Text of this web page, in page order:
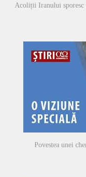
Acoliții Iranului sporesc
Povestea unei